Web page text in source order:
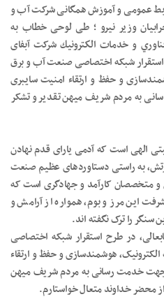
عمومی و آموزش همگانی شرکت آب و
وزیر نیرو ؛ طی لوحی خطاب به
و خدمات الكترونيك شرکت آبفای
استقرار شبکه اختصاصی صنعت آب و برق
و حفظ و ارتقاء امنیت سایبری
به مردم شریف میهن تقدیر و تشکر
الهی است که آدمی یارای قدم نهادن
به راستی دستاوردهای عظیم صنعت
و متخصصان کارآمد و جهادگری است که
این مرز و بوم، همواره از آرامش و
را ترک نگفته اند.
در طرح استقرار شبکه اختصاصی
هوشمندسازی و حفظ و ارتقاء
خدمت رسانی به مردم شریف میهن
محضر خداوند متعال خواستارم.